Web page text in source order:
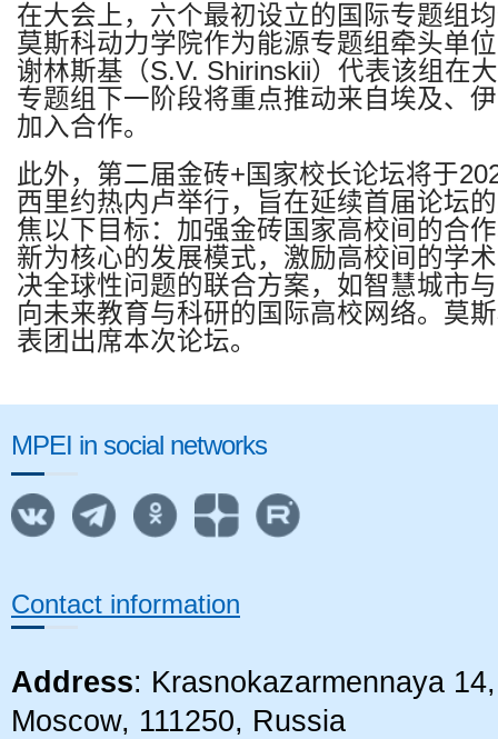
在大会上，六个最初设立的国际专题组
莫斯科动力学院作为能源专题组牵头单
谢林斯基（S.V. Shirinskii）代表该组在
专题组下一阶段将重点推动来自埃及、
加入合作。
此外， 第二届金砖+国家校长论坛将于
西里约热内卢举行，
旨在延续首届论坛
焦以下目标： 加强金砖国家高校间的合
新为核心的发展模式， 激励高校间的学
决全球性问题的联合方案，如智慧城市
向未来教育与科研的国际高校网络。 莫
表团出席本次论坛。
MPEI in social networks
Contact information
Address: Krasnokazarmennaya
Moscow, 111250, Russia